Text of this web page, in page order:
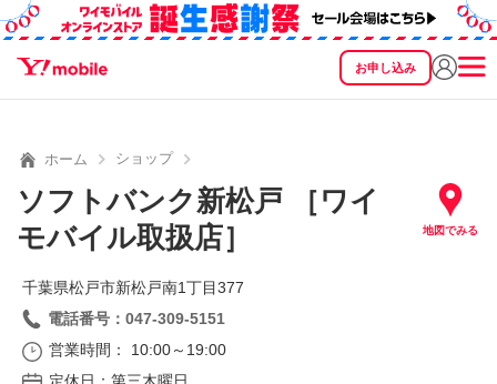
お申し込み
SEARCH
ホーム ショップ
ソフトバンク新松戸 ［ワイ
モバイル取扱店］
地図でみる
千葉県松戸市新松戸南1丁目377
電話番号：047-309-5151
営業時間： 10:00～19:00